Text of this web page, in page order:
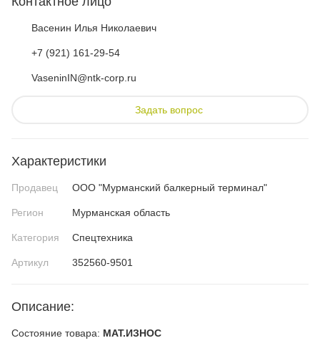
Васенин Илья Николаевич
+7 (921) 161-29-54
VaseninIN@ntk-corp.ru
Задать вопрос
Характеристики
Продавец ООО "Мурманский балкерный терминал"
Регион Мурманская область
Категория Спецтехника
Артикул 352560-9501
Описание:
Состояние товара: МАТ.ИЗНОС